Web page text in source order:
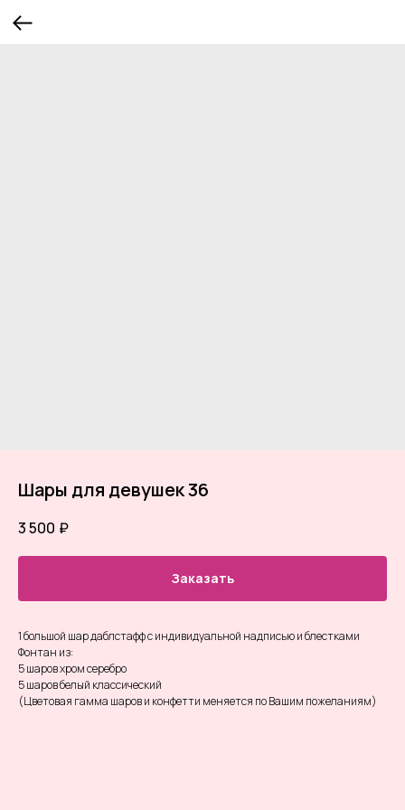
Шары для девушек 36
3 500 ₽
Заказать
1 большой шар даблстафф с индивидуальной надписью и блестками
Фонтан из:
5 шаров хром серебро
5 шаров белый классический
(Цветовая гамма шаров и конфетти меняется по Вашим пожеланиям)